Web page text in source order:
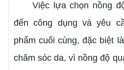
Việc lựa chọn nồng
đến công dụng và yêu
phẩm cuối cùng, đặc biệt
chăm sóc da, vì nồng độ